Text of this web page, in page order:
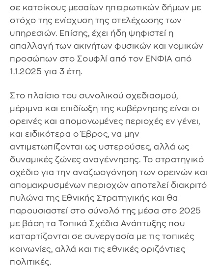
σε κατοίκους μεσαίων ηπειρωτικών δήμων με
στόχο της ενίσχυση της στελέχωσης των
υπηρεσιών. Επίσης, έχει ήδη ψηφιστεί η
απαλλαγή των ακινήτων φυσικών και νομικών
προσώπων στο Σουφλί από τον ΕΝΦΙΑ από
1.1.2025 για 3 έτη.
Στο πλαίσιο του συνολικού σχεδιασμού,
μέριμνα και επιδίωξη της κυβέρνησης είναι οι
ορεινές και απομονωμένες περιοχές εν γένει,
και ειδικότερα ο Έβρος, να μην
αντιμετωπίζονται ως υστερούσες, αλλά ως
δυναμικές ζώνες αναγέννησης. Το στρατηγικό
σχέδιο για την αναζωογόνηση των ορεινών και
απομακρυσμένων περιοχών αποτελεί διακριτό
πυλώνα της Εθνικής Στρατηγικής και θα
παρουσιαστεί στο σύνολό της μέσα στο 2025
με βάση τα Τοπικά Σχέδια Ανάπτυξης που
καταρτίζονται σε συνεργασία με τις τοπικές
κοινωνίες, αλλά και τις εθνικές οριζόντιες
πολιτικές.